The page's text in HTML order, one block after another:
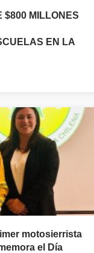
$800 MILLONES
EN LA
motosierrista
el Día